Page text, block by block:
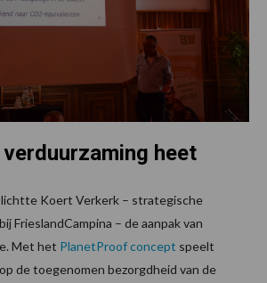
verduurzaming heet
Koert Verkerk – strategische
FrieslandCampina – de aanpak van
Met het PlanetProof concept speelt
de toegenomen bezorgdheid van de